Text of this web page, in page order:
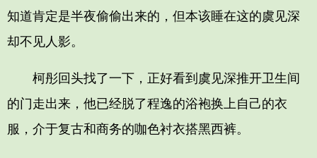
知道肯定是半夜偷偷出来的，但本该睡在这的虞见深
却不见人影。
柯彤回头找了一下，正好看到虞见深推开卫生间
的门走出来，他已经脱了程逸的浴袍换上自己的衣
服，介于复古和商务的咖色衬衣搭黑西裤。